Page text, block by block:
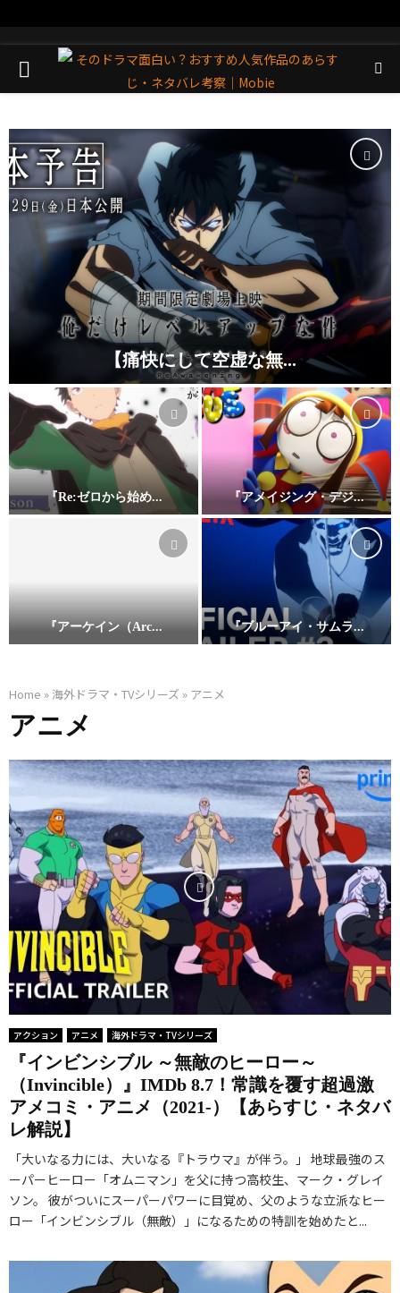
PRIMARY
【
快
に
し
て
無
双
日
/
ア
メ
『
俺
だ
け
レ
ベ
ル
ア
プ
』
評
価
・
あ
【痛快にして空虚な無...
:
ゼ
ロ
ら
始
め
る
異
世
界
生
活
ウ
ザ
い
主
人
公
が
ニ
メ
史
に
残
る
『Re:ゼロから始め...
『
ジ
ン
・
タ
ル
・
サ
ー
カ
ス
（
T
h
e
A
m
a
z
i
g
D
i
g
t
『アメイジング・デジ...
ー
ケ
ン
A
r
c
a
e
）
』
映
像
革
と
姉
の
劇
世
『アーケイン（Arc...
ル
イ
・
サ
ム
ラ
イ
』
エ
ミ
ー
受
賞
の
衝
！
I
M
b
8
『ブルーアイ・サムラ...
Home » 海外ドラマ・TVシリーズ » アニメ
アニメ
アクション アニメ 海外ドラマ・TVシリーズ
『インビンシブル ～無敵のヒーロー～
（Invincible）』IMDb 8.7！常識を覆す超過激
アメコミ・アニメ（2021-）【あらすじ・ネタバ
レ解説】
「大いなる力には、大いなる『トラウマ』が伴う。」 地球最強のス
ーパーヒーロー「オムニマン」を父に持つ高校生、マーク・グレイ
ソン。 彼がついにスーパーパワーに目覚め、父のような立派なヒー
ロー「インビンシブル（無敵）」になるための特訓を始めたと...